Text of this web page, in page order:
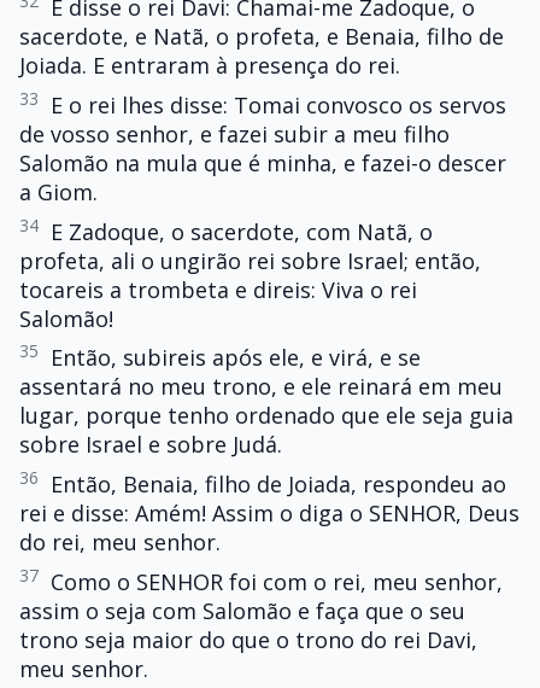
E disse o rei Davi: Chamai-me Zadoque, o
sacerdote, e Natã, o profeta, e Benaia, filho de
Joiada. E entraram à presença do rei.
33
E o rei lhes disse: Tomai convosco os servos
de vosso senhor, e fazei subir a meu filho
Salomão na mula que é minha, e fazei-o descer
a Giom.
34
E Zadoque, o sacerdote, com Natã, o
profeta, ali o ungirão rei sobre Israel; então,
tocareis a trombeta e direis: Viva o rei
Salomão!
35
Então, subireis após ele, e virá, e se
assentará no meu trono, e ele reinará em meu
lugar, porque tenho ordenado que ele seja guia
sobre Israel e sobre Judá.
36
Então, Benaia, filho de Joiada, respondeu ao
rei e disse: Amém! Assim o diga o SENHOR, Deus
do rei, meu senhor.
37 Como o SENHOR foi com o rei, meu senhor,
assim o seja com Salomão e faça que o seu
trono seja maior do que o trono do rei Davi,
meu senhor.